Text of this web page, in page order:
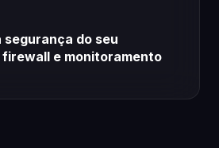
segurança do seu
firewall e monitoramento